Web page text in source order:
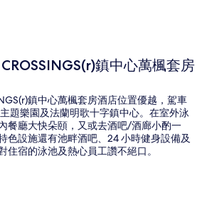
鎮中心萬楓套房
鎮中心萬楓套房酒店位置優越，駕車
題樂園及法蘭明歌十字鎮中心。在室外泳
餐廳大快朵頤，又或去酒吧/酒廊小酌一
色設施還有池畔酒吧、24 小時健身設備及
住宿的泳池及熱心員工讚不絕口。